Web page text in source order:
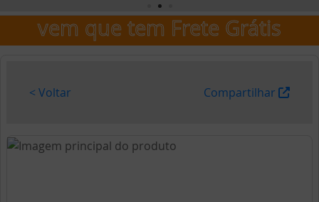
vem que tem Frete Grátis
< Voltar Compartilhar